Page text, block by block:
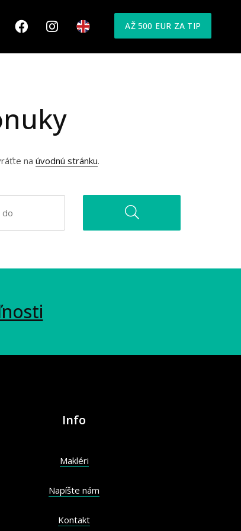
AŽ 500 EUR ZA TIP
na úvodnú stránku.
Info
Makléri
Napíšte nám
Kontakt